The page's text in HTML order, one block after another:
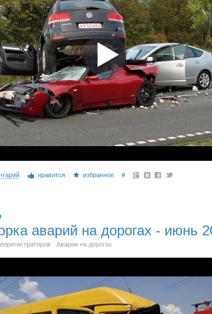
нравится избранное #
аварий на дорогах - июнь
Аварии на дорогах